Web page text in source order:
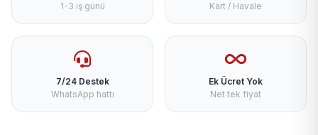
1-3 iş günü
Kart / Havale
7/24 Destek
WhatsApp hattı
Ek Ücret Yok
Net tek fiyat